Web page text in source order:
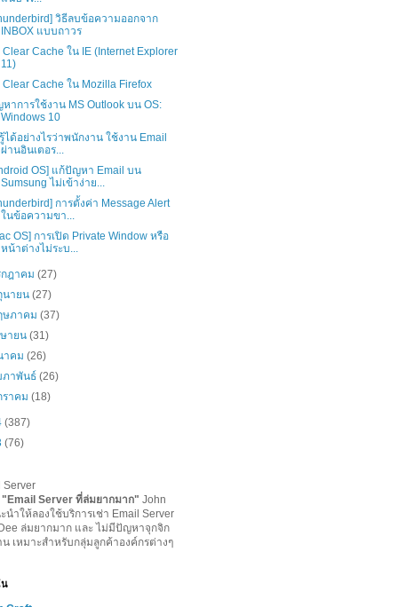
วิธีลบข้อความออกจาก
INBOX แบบถาวร
Clear Cache ใน IE (Internet Explorer
11)
Clear Cache ใน Mozilla Firefox
าการใช้งาน MS Outlook บน OS:
Windows 10
ได้อย่างไรว่าพนักงาน ใช้งาน Email
ผ่านอินเตอร...
OS] แก้ปัญหา Email บน
Sumsung ไม่เข้าง่าย...
การตั้งค่า Message Alert
ในข้อความขา...
OS] การเปิด Private Window หรือ
หน้าต่างไม่ระบ...
กฎาคม(27)
นายน(27)
ษภาคม(37)
ษายน(31)
าคม(26)
ภาพันธ์(26)
ราคม(18)
(387)
(76)
Server
" Email Server ที่ล่มยากมาก" John
นำให้ลองใช้บริการเช่า Email Server
ล่มยากมาก และ ไม่มีปัญหาจุกจิก
น เหมาะสำหรับกลุ่มลูกค้าองค์กรต่างๆ
น